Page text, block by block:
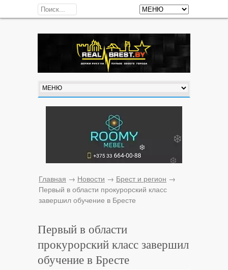
Главная → Новости → Брест и регион →
Первый в области прокурорский класс
завершил обучение в Бресте
Первый в области
прокурорский класс завершил
обучение в Бресте